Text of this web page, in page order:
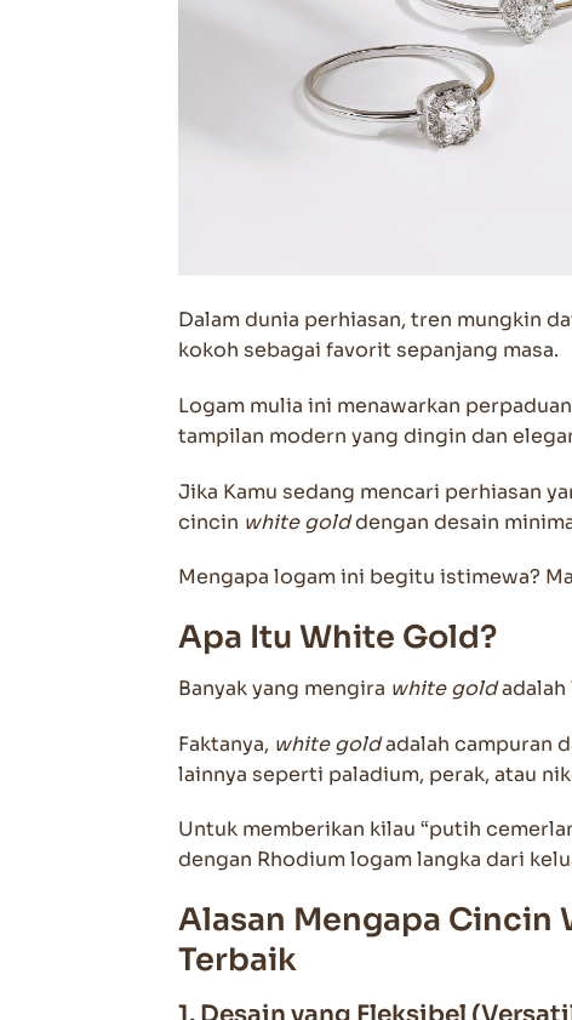
Dalam dunia perhiasan, tren mungkin
kokoh sebagai favorit sepanjang masa.
Logam mulia ini menawarkan
tampilan modern yang dingin dan
Jika Kamu sedang mencari perhiasan
cincin white golddengan desain
Mengapa logam ini begitu istimewa?
Apa Itu White Gold?
Banyak yang mengira white goldadalah
Faktanya, white goldadalah campuran
lainnya seperti paladium, perak, atau
Untuk memberikan kilau “putih
dengan Rhodium logam langka dari
Alasan Mengapa Cincin
Terbaik